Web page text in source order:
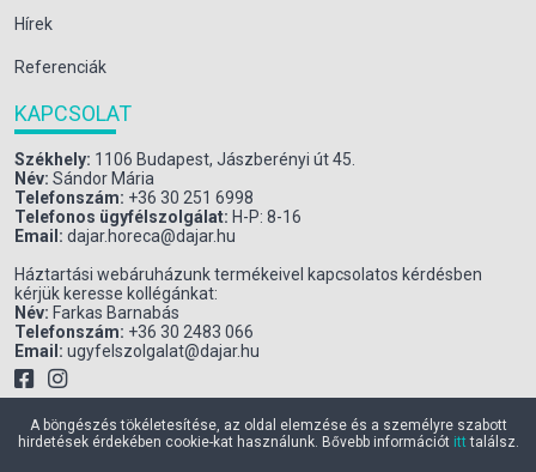
A böngészés tökéletesítése, az oldal elemzése és a személyre szabott
hirdetések érdekében cookie-kat használunk. Bővebb információt itt találsz.
Hírek
Referenciák
KAPCSOLAT
Székhely: 1106 Budapest, Jászberényi út 45.
Név: Sándor Mária
Telefonszám: +36 30 251 6998
Telefonos ügyfélszolgálat: H-P: 8-16
Email: dajar.horeca@dajar.hu
Háztartási webáruházunk termékeivel kapcsolatos kérdésben
kérjük keresse kollégánkat:
Név: Farkas Barnabás
Telefonszám: +36 30 2483 066
Email: ugyfelszolgalat@dajar.hu